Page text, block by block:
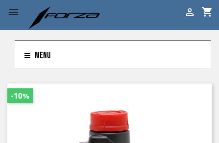
 shopping_cart

MENU
-10%